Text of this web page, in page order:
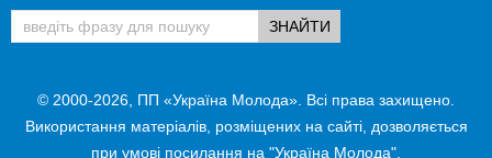
© 2000-2026, ПП «Україна Молода». Всі права захищено.
Використання матеріалів, розміщених на сайті, дозволяється
при умові посилання на "Україна Молода".